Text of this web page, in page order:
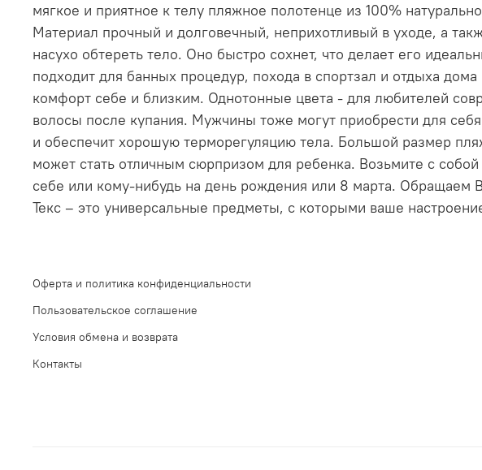
мягкое и приятное к телу пляжное полотенце из 100%
Материал прочный и долговечный, неприхотливый в уходе, а
насухо обтереть тело. Оно быстро сохнет, что делает его
подходит для банных процедур, похода в спортзал и отдыха
комфорт себе и близким. Однотонные цвета - для любителей
волосы после купания. Мужчины тоже могут приобрести для
и обеспечит хорошую терморегуляцию тела. Большой размер
может стать отличным сюрпризом для ребенка. Возьмите с
себе или кому-нибудь на день рождения или 8 марта. Обращаем
Текс – это универсальные предметы, с которыми ваше
Оферта и политика конфиденциальности
Пользовательское соглашение
Условия обмена и возврата
Контакты